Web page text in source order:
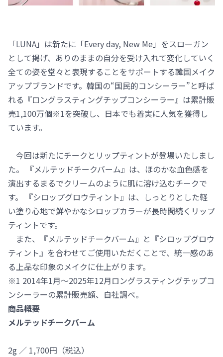
「LUNA」は新たに「Every day, New Me」をスローガン
として掲げ、ありのままの自分を受け入れて変化していく
全ての姿を堂々と表現することをサポートする韓国メイク
アップブランドです。韓国の“国民的コンシーラー”と呼ば
れる『ロングラスティングチップコンシーラー』は累計販
売1,100万個※1を突破し、日本でも着実に人気を獲得し
ています。
今回は新たにチークとリップティントが登場いたしまし
た。 『メルテッドチークバーム』は、ほのかな血色感を
演出するまるでクリームのように肌に溶け込むチークで
す。 『シロップグロウティント』は、しっとりとした軽
い塗り心地で鮮やかなシロップカラーが長時間続くリップ
ティントです。
また、『メルテッドチークバーム』と『シロップグロウ
ティント』を合わせてご使用いただくことで、統一感のあ
る上品な印象のメイクに仕上がります。
※1 2014年1月～2025年12月ロングラスティングチップコ
ンシーラーの累計販売額、自社調べ。
商品概要
メルテッドチークバーム
2g ／ 1,700円（税込）